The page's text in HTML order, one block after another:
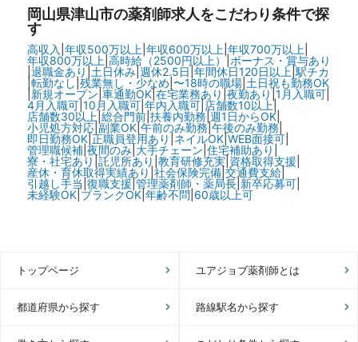
岡山県津山市の薬剤師求人をこだわり条件で探
す
高収入 年収500万以上 年収600万以上 年収700万以上
年収800万以上 高時給（2500円以上）| ボーナス・賞与あり
退職金あり 土日休み| 週休2.5日 年間休日120日以上 駅チカ
|転勤なし 残業無し・少なめ 〜18時の職場| 土日祝も勤務OK
|新規オープン 車通勤OK|在宅業務あり 夜勤あり 1月入職可|
4月入職可| 10月入職可| 年内入職可| 店舗数10以上|
店舗数30以上 総合門前| 扶養内勤務 週1日からOK|
小児処方対応| 副業OK| 午前のみ勤務| 午後のみ勤務|
即日勤務OK| 正職員登用あり ネイルOK| WEB面接可|
管理職候補| 夜間のみ| 大手チェーン 住宅補助あり
寮・社宅あり 託児所あり 教育研修充実| 資格取得支援
産休・育休取得実績あり 社会保険完備| 交通費支給|
引越し手当 復職支援 |管理薬剤師・薬局長| 新卒応募可|
未経験OK| ブランクOK| 年齢不問 60歳以上可
トップページ ユアジョブ薬剤師とは
都道府県から探す 路線駅名から探す